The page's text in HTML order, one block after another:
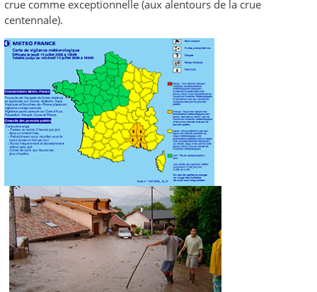
crue comme exceptionnelle (aux alentours de la crue
centennale).